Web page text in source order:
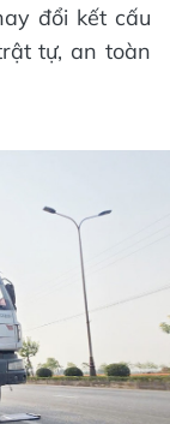
đổi kết cấu
tự, an toàn